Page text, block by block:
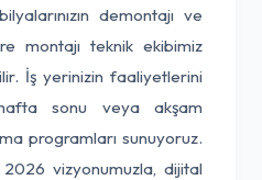
demontajı ve
montajı teknik ekibimiz
İş yerinizin faaliyetlerini
sonu veya akşam
programları sunuyoruz.
2026 vizyonumuzla, dijital